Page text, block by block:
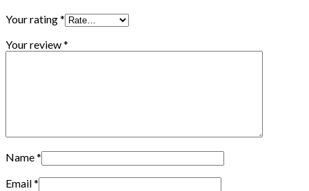
Your rating*
Your review*
Name*
Email*